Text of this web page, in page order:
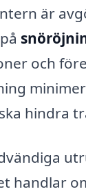
är
och
hindra
handlar